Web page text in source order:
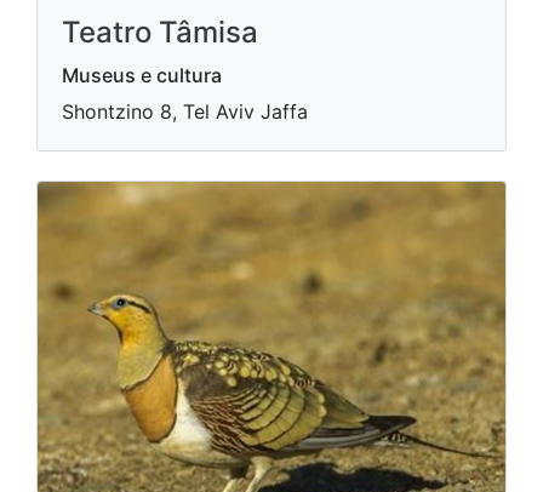
Teatro Tâmisa
Museus e cultura
Shontzino 8, Tel Aviv Jaffa